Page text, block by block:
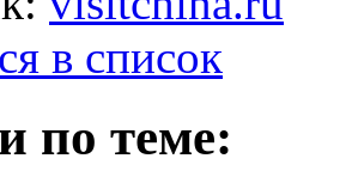
в список
по теме: